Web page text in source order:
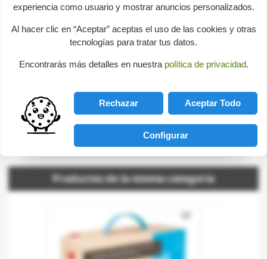
Data sheet
Age De 3 a 11 años
Send us your question help
Be the first to ask a question about this product!
Productos de la misma categoria
favorite_border
experiencia como usuario y mostrar anuncios personalizados.
Al hacer clic en “Aceptar” aceptas el uso de las cookies y otras
tecnologías para tratar tus datos.
Encontrarás más detalles en nuestra política de privacidad.
Aceptar Todo
Configurar
Rechazar